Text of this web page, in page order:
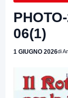
06(1)
1 GIUGNO 2026di